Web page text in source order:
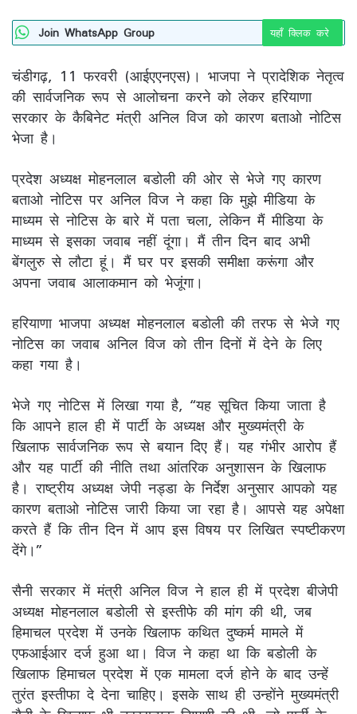
Join WhatsApp Group यहाँ क्लिक करे
चंडीगढ़, 11 फरवरी (आईएएनएस)। भाजपा ने प्रादेशिक नेतृत्व
की सार्वजनिक रूप से आलोचना करने को लेकर हरियाणा
सरकार के कैबिनेट मंत्री अनिल विज को कारण बताओ नोटिस
भेजा है।
प्रदेश अध्यक्ष मोहनलाल बडोली की ओर से भेजे गए कारण
बताओ नोटिस पर अनिल विज ने कहा कि मुझे मीडिया के
माध्यम से नोटिस के बारे में पता चला, लेकिन मैं मीडिया के
माध्यम से इसका जवाब नहीं दूंगा। मैं तीन दिन बाद अभी
बेंगलुरु से लौटा हूं। मैं घर पर इसकी समीक्षा करूंगा और
अपना जवाब आलाकमान को भेजूंगा।
हरियाणा भाजपा अध्यक्ष मोहनलाल बडोली की तरफ से भेजे गए
नोटिस का जवाब अनिल विज को तीन दिनों में देने के लिए
कहा गया है।
भेजे गए नोटिस में लिखा गया है, “यह सूचित किया जाता है
कि आपने हाल ही में पार्टी के अध्यक्ष और मुख्यमंत्री के
खिलाफ सार्वजनिक रूप से बयान दिए हैं। यह गंभीर आरोप हैं
और यह पार्टी की नीति तथा आंतरिक अनुशासन के खिलाफ
है। राष्ट्रीय अध्यक्ष जेपी नड्डा के निर्देश अनुसार आपको यह
कारण बताओ नोटिस जारी किया जा रहा है। आपसे यह अपेक्षा
करते हैं कि तीन दिन में आप इस विषय पर लिखित स्पष्टीकरण
देंगे।”
सैनी सरकार में मंत्री अनिल विज ने हाल ही में प्रदेश बीजेपी
अध्यक्ष मोहनलाल बडोली से इस्तीफे की मांग की थी, जब
हिमाचल प्रदेश में उनके खिलाफ कथित दुष्कर्म मामले में
एफआईआर दर्ज हुआ था। विज ने कहा था कि बडोली के
खिलाफ हिमाचल प्रदेश में एक मामला दर्ज होने के बाद उन्हें
तुरंत इस्तीफा दे देना चाहिए। इसके साथ ही उन्होंने मुख्यमंत्री